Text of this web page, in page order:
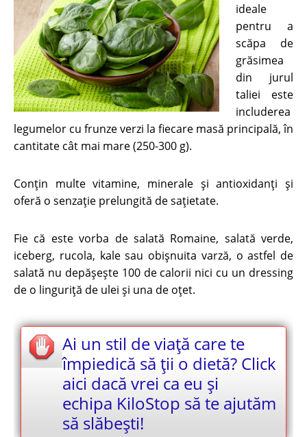
ideale
pentru a
scăpa de
grăsimea
din jurul
taliei este
includerea
legumelor cu frunze verzi la fiecare masă principală, în
cantitate cât mai mare (250-300 g).
Conţin multe vitamine, minerale şi antioxidanţi şi
oferă o senzaţie prelungită de saţietate.
Fie că este vorba de salată Romaine, salată verde,
iceberg, rucola, kale sau obișnuita varză, o astfel de
salată nu depășește 100 de calorii nici cu un dressing
de o linguriță de ulei și una de oțet.
Ai un stil de viață care te
împiedică să ții o dietă? Click
aici dacă vrei ca eu și
echipa KiloStop să te ajutăm
să slăbești!